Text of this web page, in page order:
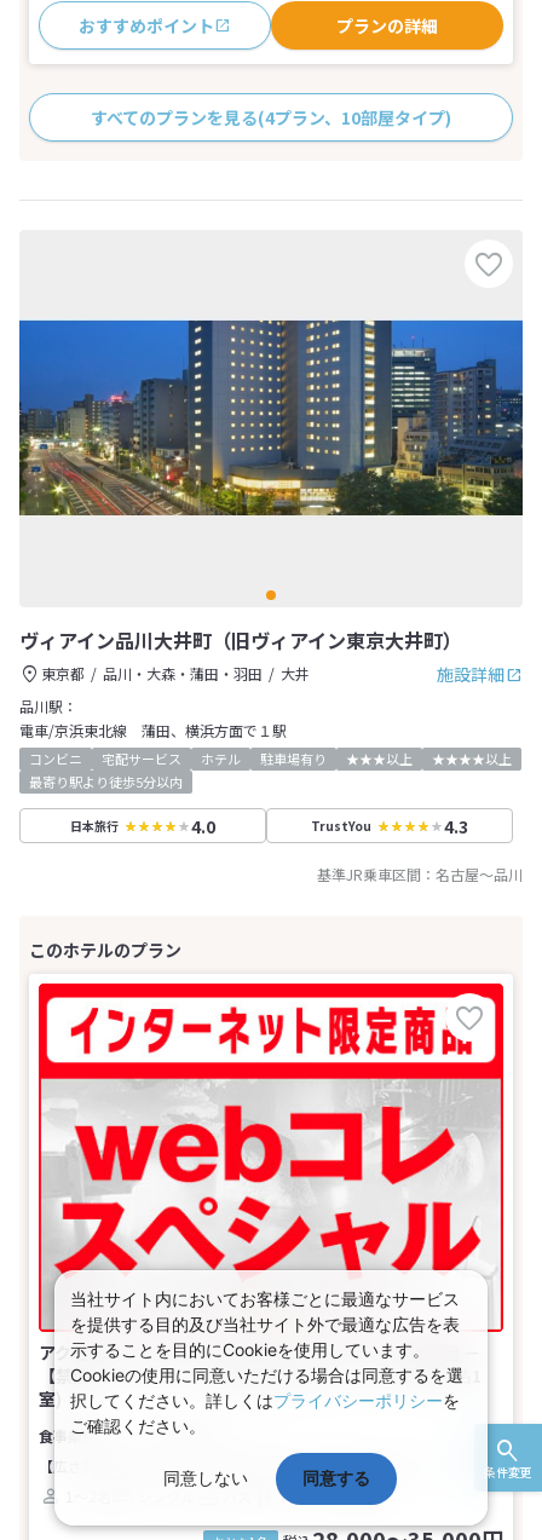
条件変更
おすすめポイント プランの詳細
すべてのプランを見る(4プラン、10部屋タイプ)
ヴィアイン品川大井町（旧ヴィアイン東京大井町）
施設詳細
東京都 品川・大森・蒲田・羽田
大井
品川駅：
電車/京浜東北線 蒲田、横浜方面で１駅
コンビニ 宅配サービス ホテル 駐車場有り ★★★以上
★★★★以上
最寄り駅より徒歩5分以内
日本旅行 4.0 TrustYou 4.3
基準JR乗車区間： 名古屋～品川
アクセスセットで行く！Ｗｅｂコレスペシャル★首都圏 －
【禁煙】シングル（２名の場合はセミダブル）(1名～2名1
室)
食事なし
【広さ】12.8平米
【ベッド】幅140cm×長さ195cm（1台）
トイレ
当社サイト内においてお客様ごとに最適なサービス
を提供する目的及び当社サイト外で最適な広告を表
示することを目的にCookieを使用しています。
Cookieの使用に同意いただける場合は同意するを選
択してください。詳しくはプライバシーポリシーを
ご確認ください。
同意しない 同意する